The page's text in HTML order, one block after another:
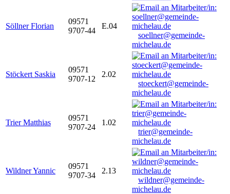
Söllner Florian
09571
9707-44
E.04
soellner@gemeinde-
michelau.de
Stöckert Saskia
09571
9707-12
2.02
stoeckert@gemeinde-
michelau.de
Trier Matthias
09571
9707-24
1.02
trier@gemeinde-
michelau.de
Wildner Yannic
09571
9707-34
2.13
wildner@gemeinde-
michelau.de